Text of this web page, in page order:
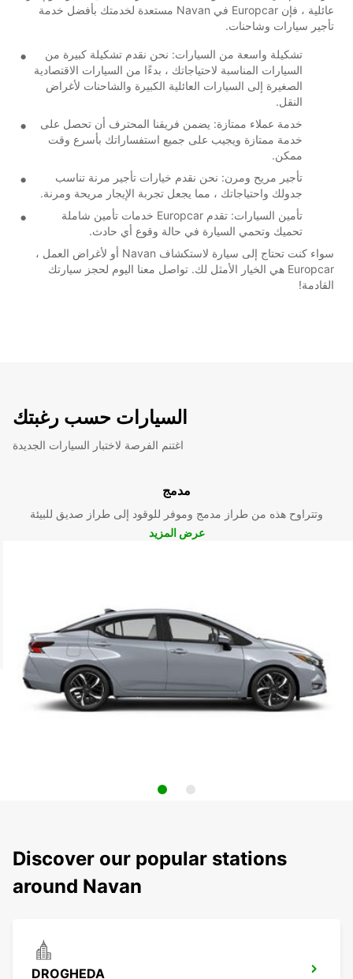
عائلية ، فإن Europcar في Navan مستعدة لخدمتك بأفضل خدمة
تأجير سيارات وشاحنات.
تشكيلة واسعة من السيارات: نحن نقدم تشكيلة كبيرة من
السيارات المناسبة لاحتياجاتك ، بدءًا من السيارات الاقتصادية
الصغيرة إلى السيارات العائلية الكبيرة والشاحنات لأغراض
النقل.
خدمة عملاء ممتازة: يضمن فريقنا المحترف أن تحصل على
خدمة ممتازة ويجيب على جميع استفساراتك بأسرع وقت
ممكن.
تأجير مريح ومرن: نحن نقدم خيارات تأجير مرنة تناسب
جدولك واحتياجاتك ، مما يجعل تجربة الإيجار مريحة ومرنة.
تأمين السيارات: تقدم Europcar خدمات تأمين شاملة
تحميك وتحمي السيارة في حالة وقوع أي حادث.
سواء كنت تحتاج إلى سيارة لاستكشاف Navan أو لأغراض العمل ،
Europcar هي الخيار الأمثل لك. تواصل معنا اليوم لحجز سيارتك
القادمة!
السيارات حسب رغبتك
اغتنم الفرصة لاختبار السيارات الجديدة
مدمج
وتتراوح هذه من طراز مدمج وموفر للوقود إلى طراز صديق للبيئة
عرض المزيد
Discover our popular stations
around Navan
DROGHEDA